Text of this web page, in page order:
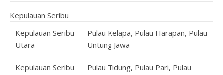
Kepulauan Seribu
Kepulauan Seribu
Utara
Pulau Kelapa, Pulau Harapan, Pulau
Untung Jawa
Kepulauan Seribu
Pulau Tidung, Pulau Pari, Pulau